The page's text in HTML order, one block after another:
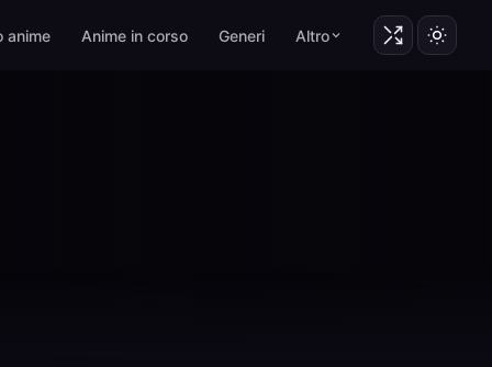
anime Anime in corso Generi Altro